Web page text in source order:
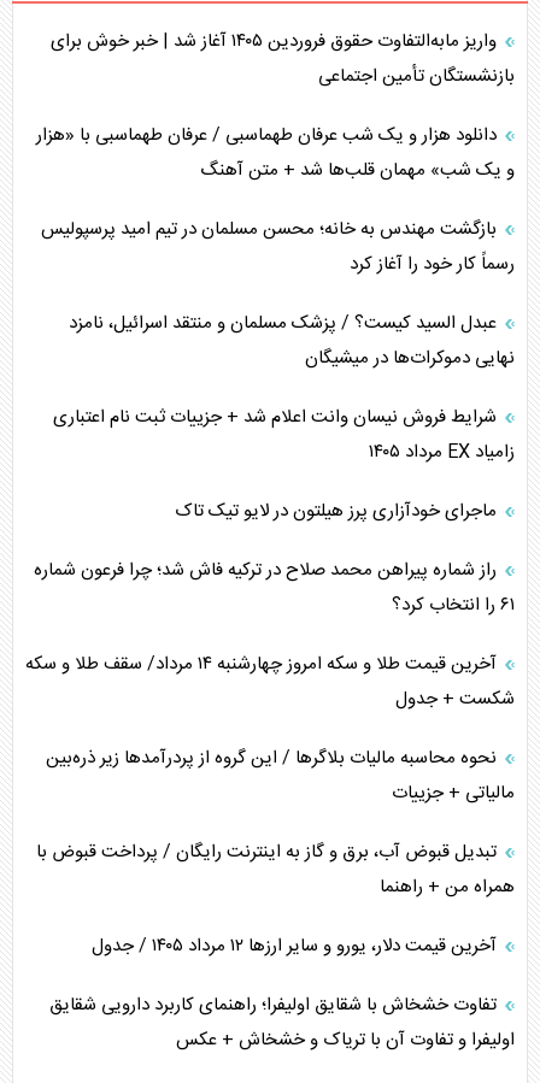
تأثیر جنگ ایران و آمریکا بر اقتصاد جهانی
اربعین، کابوس مشترک تل‌آویو-واشنگتن
برنامه هفتم توسعه در نقطه کور سیاستگذاری
کنوانسیون دریای خزر در راستای منافع ملی است؟
اوکراین بازوی مخرب آمریکا در غرب آسیا
اهمیت راهبردی اردن برای آمریکا
پیام، ظرفیت بالفعل‌نشده تجارت ایران
همسویی عربستان با سنتکام علیه متحدان ایران
ترامپ و توهم خلع سلاح حماس
واریز مابه‌التفاوت حقوق فروردین ۱۴۰۵ آغاز شد | خبر خوش برای
بازنشستگان تأمین اجتماعی
دانلود هزار و یک شب عرفان طهماسبی / عرفان طهماسبی با «هزار
و یک شب» مهمان قلب‌ها شد + متن آهنگ
بازگشت مهندس به خانه؛ محسن مسلمان در تیم امید پرسپولیس
رسماً کار خود را آغاز کرد
عبدل السید کیست؟ / پزشک مسلمان و منتقد اسرائیل، نامزد
نهایی دموکرات‌ها در میشیگان
شرایط فروش نیسان وانت اعلام شد + جزییات ثبت نام اعتباری
زامیاد EX مرداد ۱۴۰۵
ماجرای خودآزاری پرز هیلتون در لایو تیک تاک
راز شماره پیراهن محمد صلاح در ترکیه فاش شد؛ چرا فرعون شماره
۶۱ را انتخاب کرد؟
آخرین قیمت طلا و سکه امروز چهارشنبه ۱۴ مرداد/ سقف طلا و سکه
شکست + جدول
نحوه محاسبه مالیات بلاگر‌ها / این گروه از پردرآمد‌ها زیر ذره‌بین
مالیاتی + جزییات
تبدیل قبوض آب، برق و گاز به اینترنت رایگان / پرداخت قبوض با
همراه من + راهنما
آخرین قیمت دلار، یورو و سایر ارز‌ها ۱۲ مرداد ۱۴۰۵ / جدول
تفاوت خشخاش با شقایق اولیفرا؛ راهنمای کاربرد دارویی شقایق
اولیفرا و تفاوت آن با تریاک و خشخاش + عکس